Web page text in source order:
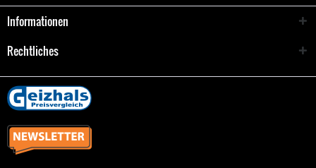
Informationen
Rechtliches